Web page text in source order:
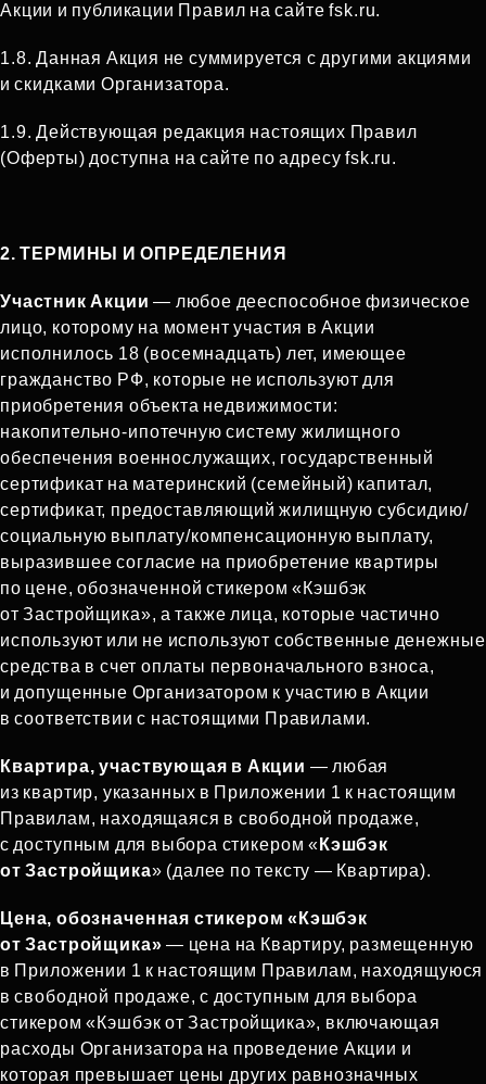
Акции и публикации Правил на сайте fsk.ru.
1.8. Данная Акция не суммируется с другими акциями
и скидками Организатора.
1.9. Действующая редакция настоящих Правил
(Оферты) доступна на сайте по адресу fsk.ru.
2. ТЕРМИНЫ И ОПРЕДЕЛЕНИЯ
Участник Акции — любое дееспособное физическое
лицо, которому на момент участия в Акции
исполнилось 18 (восемнадцать) лет, имеющее
гражданство РФ, которые не используют для
приобретения объекта недвижимости:
накопительно‑ипотечную систему жилищного
обеспечения военнослужащих, государственный
сертификат на материнский (семейный) капитал,
сертификат, предоставляющий жилищную субсидию/
социальную выплату/компенсационную выплату,
выразившее согласие на приобретение квартиры
по цене, обозначенной стикером «Кэшбэк
от Застройщика», а также лица, которые частично
используют или не используют собственные денежные
средства в счет оплаты первоначального взноса,
и допущенные Организатором к участию в Акции
в соответствии с настоящими Правилами.
Квартира, участвующая в Акции — любая
из квартир, указанных в Приложении 1 к настоящим
Правилам, находящаяся в свободной продаже,
с доступным для выбора стикером « Кэшбэк
от Застройщика» (далее по тексту — Квартира).
Цена, обозначенная стикером «Кэшбэк
от Застройщика»— цена на Квартиру, размещенную
в Приложении 1 к настоящим Правилам, находящуюся
в свободной продаже, с доступным для выбора
стикером «Кэшбэк от Застройщика», включающая
расходы Организатора на проведение Акции и
которая превышает цены других равнозначных